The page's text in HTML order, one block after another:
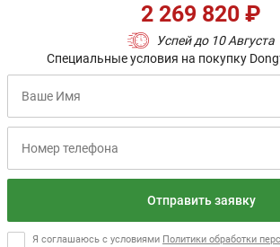
Успей до 10 Августа
2 269 820 ₽
Специальные условия на покупку
Отправить заявку
Я соглашаюсь с условиями Политики обработки